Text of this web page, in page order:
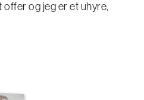
offer og jeg er et uhyre,